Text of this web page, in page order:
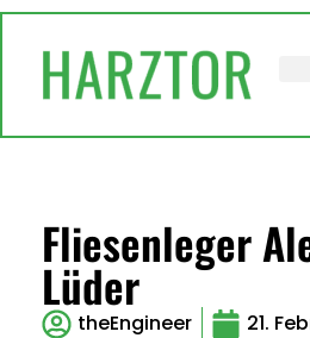
Fliesenleger
Lüder
theEngineer
21.